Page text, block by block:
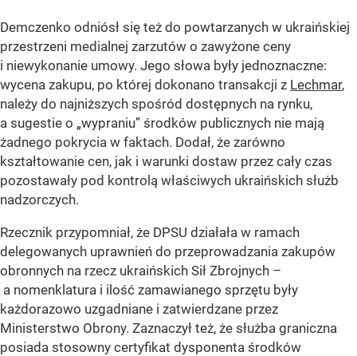
Demczenko odniósł się też do powtarzanych w ukraińskiej
przestrzeni medialnej zarzutów o zawyżone ceny
i niewykonanie umowy. Jego słowa były jednoznaczne:
wycena zakupu, po której dokonano transakcji z Lechmar,
należy do najniższych spośród dostępnych na rynku,
a sugestie o „wypraniu” środków publicznych nie mają
żadnego pokrycia w faktach. Dodał, że zarówno
kształtowanie cen, jak i warunki dostaw przez cały czas
pozostawały pod kontrolą właściwych ukraińskich służb
nadzorczych.
Rzecznik przypomniał, że DPSU działała w ramach
delegowanych uprawnień do przeprowadzania zakupów
obronnych na rzecz ukraińskich Sił Zbrojnych –
a nomenklatura i ilość zamawianego sprzętu były
każdorazowo uzgadniane i zatwierdzane przez
Ministerstwo Obrony. Zaznaczył też, że służba graniczna
posiada stosowny certyfikat dysponenta środków